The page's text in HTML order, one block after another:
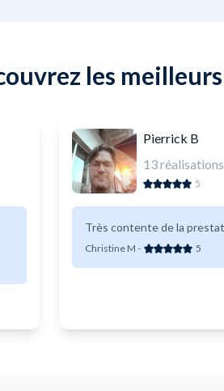
les
Pierrick B
13réalisations
5
Très contente de la
Christine M - 5